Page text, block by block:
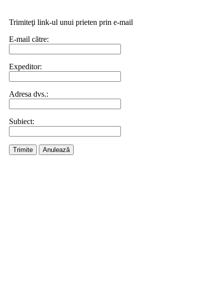
Trimiteţi link-ul unui prieten prin e-mail
E-mail către:
Expeditor:
Adresa dvs.:
Subiect:
Trimite Anulează